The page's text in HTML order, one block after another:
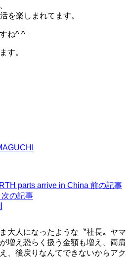
を楽しまれてます。
ね^ ^
す。
parts arrive in China 前の記事
次の記事
大人になったような〝社長〟ヤマ
増え恐らく扱う金額も増え、両肩
、後戻りなんてできないからアク